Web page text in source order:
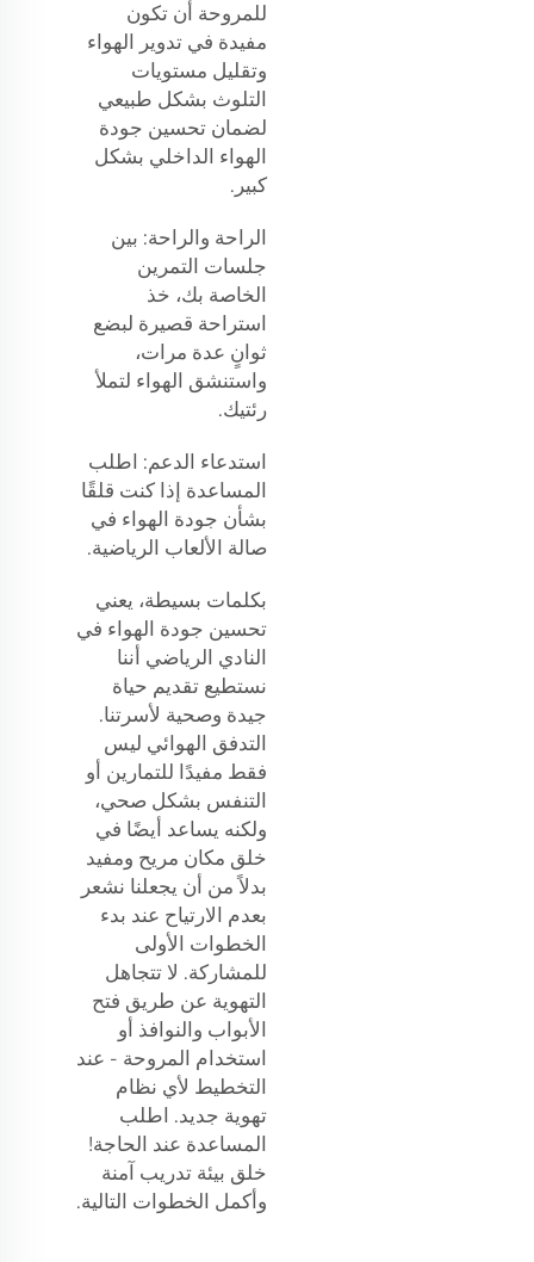
للمروحة أن تكون
مفيدة في تدوير الهواء
وتقليل مستويات
التلوث بشكل طبيعي
لضمان تحسين جودة
الهواء الداخلي بشكل
كبير.
الراحة والراحة: بين
جلسات التمرين
الخاصة بك، خذ
استراحة قصيرة لبضع
ثوانٍ عدة مرات،
واستنشق الهواء لتملأ
رئتيك.
استدعاء الدعم: اطلب
المساعدة إذا كنت قلقًا
بشأن جودة الهواء في
صالة الألعاب الرياضية.
بكلمات بسيطة، يعني
تحسين جودة الهواء في
النادي الرياضي أننا
نستطيع تقديم حياة
جيدة وصحية لأسرتنا.
التدفق الهوائي ليس
فقط مفيدًا للتمارين أو
التنفس بشكل صحي،
ولكنه يساعد أيضًا في
خلق مكان مريح ومفيد
بدلاً من أن يجعلنا نشعر
بعدم الارتياح عند بدء
الخطوات الأولى
للمشاركة. لا تتجاهل
التهوية عن طريق فتح
الأبواب والنوافذ أو
استخدام المروحة - عند
التخطيط لأي نظام
تهوية جديد. اطلب
المساعدة عند الحاجة!
خلق بيئة تدريب آمنة
وأكمل الخطوات التالية.